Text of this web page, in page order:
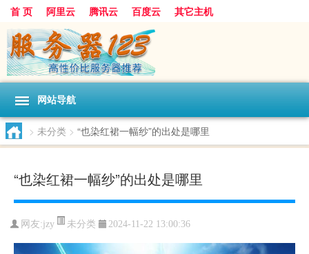
首 页 阿里云 腾讯云 百度云 其它主机
网站导航
> 未分类 > “也染红裙一幅纱”的出处是哪里
“也染红裙一幅纱”的出处是哪里
网友:jzy 未分类 2024-11-22 13:00:36